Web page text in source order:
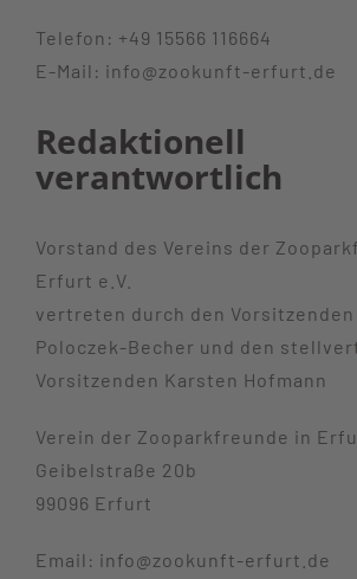
Telefon: +49 15566 116664
E-Mail: info@zookunft-erfurt.de
Redaktionell
verantwortlich
Vorstand des Vereins der
Erfurt e.V.
vertreten durch den
Poloczek-Becher und den
Vorsitzenden Karsten Hofmann
Verein der Zooparkfreunde in
Geibelstraße 20b
99096 Erfurt
Email: info@zookunft-erfurt.de